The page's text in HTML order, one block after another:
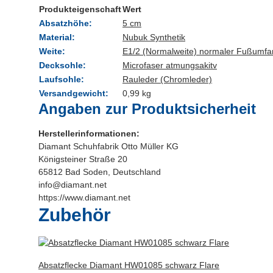
ProdukteigenschaftWert
Absatzhöhe:
5 cm
Material:
Nubuk Synthetik
Weite:
E1/2 (Normalweite) normaler
Decksohle:
Microfaser atmungsakitv
Laufsohle:
Rauleder (Chromleder)
Versandgewicht:
0,99 kg
Angaben zur Produktsicherheit
Herstellerinformationen:
Diamant Schuhfabrik Otto Müller KG
Königsteiner Straße 20
65812 Bad Soden, Deutschland
info@diamant.net
https://www.diamant.net
Zubehör
Absatzflecke Diamant HW01085 schwarz Flare